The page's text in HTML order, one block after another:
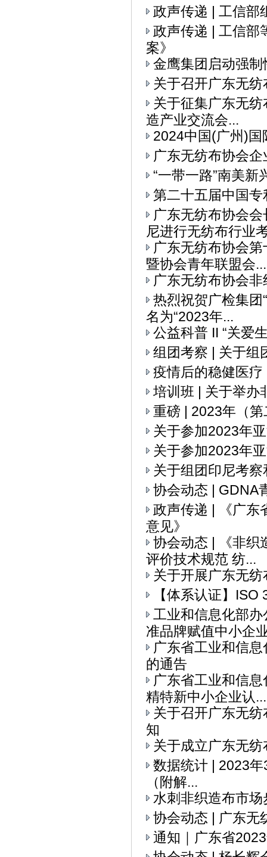
政声传递 | 工信部
政声传递 | 工信部
案》
金鹰集团启动强
关于召开广东无
关于征集广东无
造产业交流会...
2024中国(广州)
广东无纺布协会
“一带一路”南美
第二十五届中国
广东无纺布协会
尼进行无纺布行业
广东无纺布协会
暨协会青年联盟会...
广东无纺布协会
热烈祝贺广检集团
名为“2023年...
公益科普 II “关爱
组团考察 | 关于组
疫情后的稳健医
培训班 | 关于举办
重磅 | 2023年（
关于参加2023年
关于参加2023年
关于组团印尼考
协会动态 | GDNA
政声传递 | 《广东
意见》
协会动态 | 《非织
评价技术规范 纺...
关于开展广东无
【体系认证】
工业和信息化部
准品牌赋值中小企
广东省工业和信
的通告
广东省工业和信
精特新中小企业认...
关于召开广东无
知
关于成立广东无
数据统计 | 2023
（附解...
水刺非织造布市
协会动态 | ​广东无
通知｜广东省